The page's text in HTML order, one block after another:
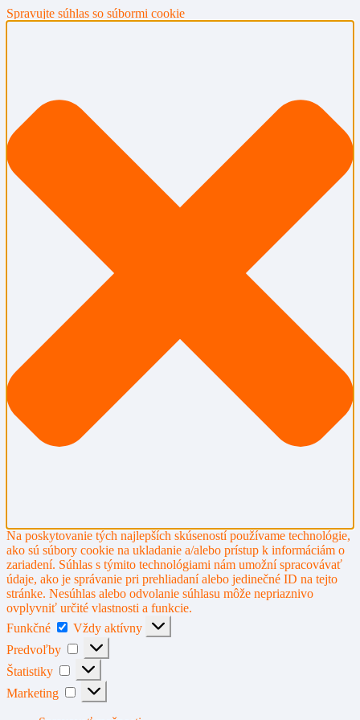
Spravujte súhlas so súbormi cookie
Na poskytovanie tých najlepších skúseností používame technológie,
ako sú súbory cookie na ukladanie a/alebo prístup k informáciám o
zariadení. Súhlas s týmito technológiami nám umožní spracovávať
údaje, ako je správanie pri prehliadaní alebo jedinečné ID na tejto
stránke. Nesúhlas alebo odvolanie súhlasu môže nepriaznivo
ovplyvniť určité vlastnosti a funkcie.
Funkčné
Funkčné
Vždy aktívny
Predvoľby
Predvoľby
Štatistiky Štatistiky
Marketing Marketing